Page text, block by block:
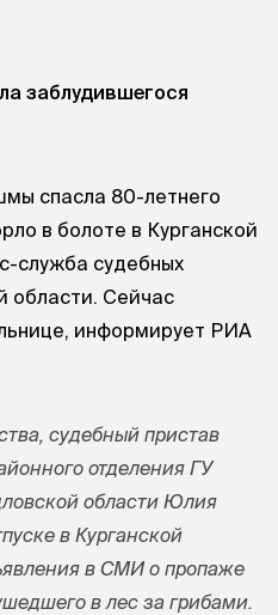
заблудившегося
спасла 80-летнего
в болоте в Курганской
служба судебных
области. Сейчас
информирует РИА
судебный пристав
отделения ГУ
области Юлия
в Курганской
в СМИ о пропаже
в лес за грибами.